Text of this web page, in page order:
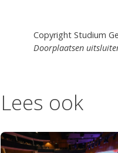
Copyright Studium
Doorplaatsen
Lees ook